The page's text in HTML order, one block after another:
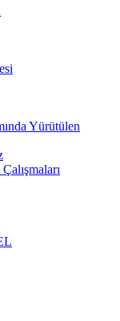
Yürütülen